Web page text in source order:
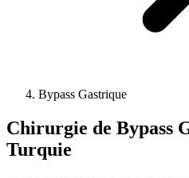
Bypass Gastrique
Chirurgie de Bypass
Turquie